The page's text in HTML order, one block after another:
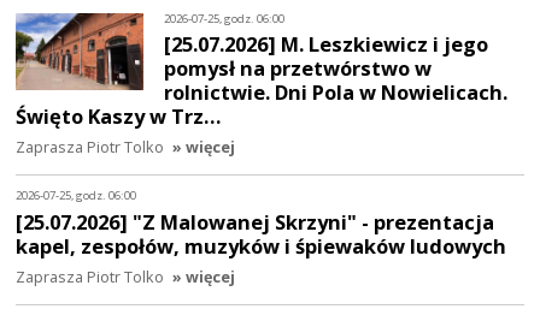
2026-07-25, godz. 06:00
[25.07.2026] M. Leszkiewicz i jego
pomysł na przetwórstwo w
rolnictwie. Dni Pola w Nowielicach.
Święto Kaszy w Trz…
Zaprasza Piotr Tolko » więcej
2026-07-25, godz. 06:00
[25.07.2026] "Z Malowanej Skrzyni" - prezentacja
kapel, zespołów, muzyków i śpiewaków ludowych
Zaprasza Piotr Tolko » więcej